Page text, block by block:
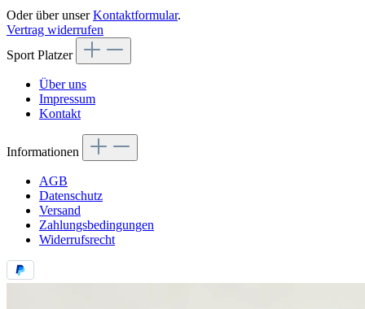
Oder über unserKontaktformular.
Vertrag widerrufen
Sport Platzer
Über uns
Impressum
Kontakt
Informationen
AGB
Datenschutz
Versand
Zahlungsbedingungen
Widerrufsrecht